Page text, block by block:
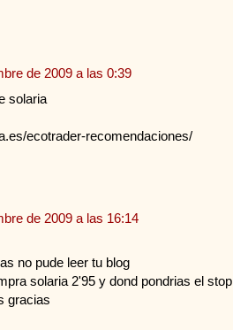
de 2009 a las 0:39
solaria
ecotrader-recomendaciones/
de 2009 a las 16:14
no pude leer tu blog
solaria 2'95 y dond pondrias el stop
gracias